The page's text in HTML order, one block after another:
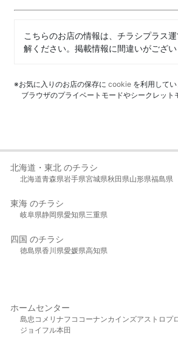
こちらのお店の情報は、チラシプラス
解ください。掲載情報に間違いがござ
※お気に入りのお店の保存に cookie を利用してい
ブラウザのプライベートモードやシークレッ
北海道・東北 のチラシ
北海道青森県岩手県宮城県秋田県山形県福島県
東海 のチラシ
岐阜県静岡県愛知県三重県
四国 のチラシ
徳島県香川県愛媛県高知県
ホームセンター
島忠 コメリ ナフコ コーナンカインズアストロプ
ジョイフル本田